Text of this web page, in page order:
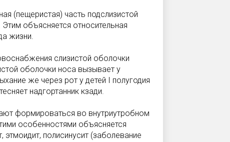
(пещеристая) часть подслизистой
объясняется относительная
жизни.
слизистой оболочки
оболочки носа вызывает у
же через рот у детей I полугодия
надгортанник кзади.
формироваться во внутриутробном
особенностями объясняется
этмоидит, полисинусит (заболевание